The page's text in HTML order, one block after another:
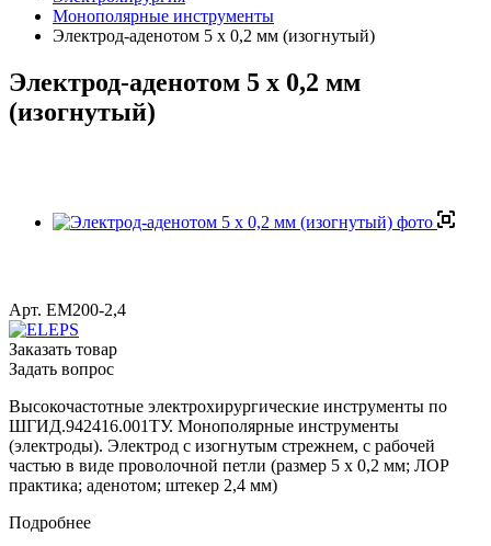
Монополярные инструменты
Электрод-аденотом 5 х 0,2 мм (изогнутый)
Электрод-аденотом 5 х 0,2 мм
(изогнутый)
Арт. ЕМ200-2,4
Заказать товар
Задать вопрос
Высокочастотные электрохирургические инструменты по
ШГИД.942416.001ТУ. Монополярные инструменты
(электроды). Электрод c изогнутым стрежнем, с рабочей
частью в виде проволочной петли (размер 5 х 0,2 мм; ЛОР
практика; аденотом; штекер 2,4 мм)
Подробнее